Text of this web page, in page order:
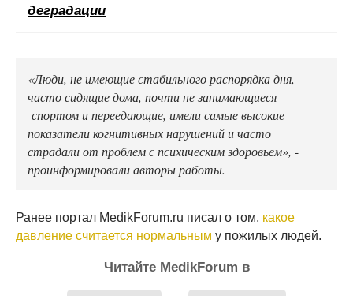
деградации
«Люди, не имеющие стабильного распорядка дня,
часто сидящие дома, почти не занимающиеся
спортом и переедающие, имели самые высокие
показатели когнитивных нарушений и часто
страдали от проблем с психическим здоровьем», -
проинформировали авторы работы.
Ранее портал MedikForum.ru писал о том, какое
давление считается нормальным у пожилых людей.
Читайте MedikForum в